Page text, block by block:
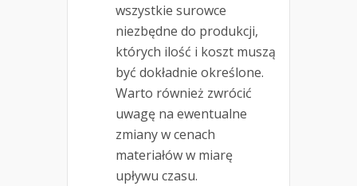
wszystkie surowce
niezbędne do produkcji,
których ilość i koszt muszą
być dokładnie określone.
Warto również zwrócić
uwagę na ewentualne
zmiany w cenach
materiałów w miarę
upływu czasu.